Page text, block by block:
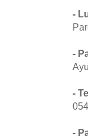
-
-
-
-